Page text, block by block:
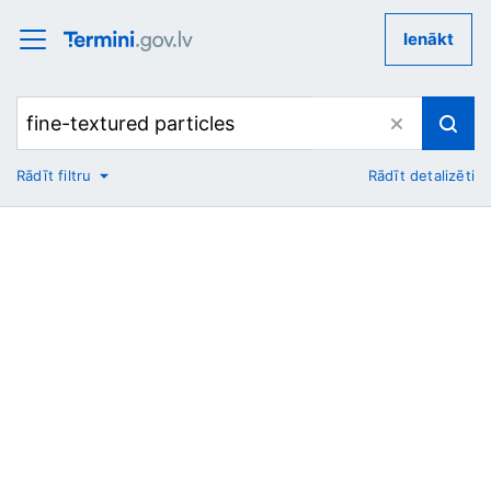
Ienākt
No
Rādīt filtru Rādīt detalizēti